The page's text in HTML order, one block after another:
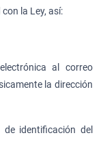
la Ley, así:
al correo
la dirección
identificación del